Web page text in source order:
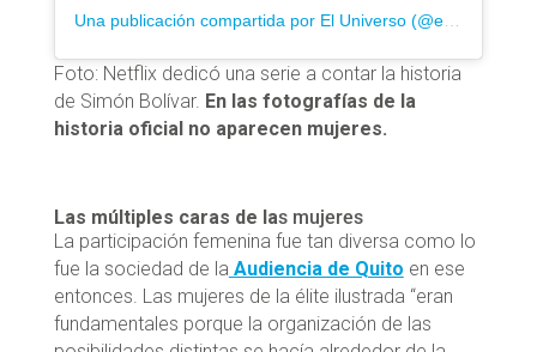
Una publicación compartida por El Universo (@eluniversocom)
Foto: Netflix dedicó una serie a contar la historia
de Simón Bolívar. En las fotografías de la
historia oficial no aparecen mujeres.
Las múltiples caras de las mujeres
La participación femenina fue tan diversa como lo
fue la sociedad de la Audiencia de Quito en ese
entonces. Las mujeres de la élite ilustrada “eran
fundamentales porque la organización de las